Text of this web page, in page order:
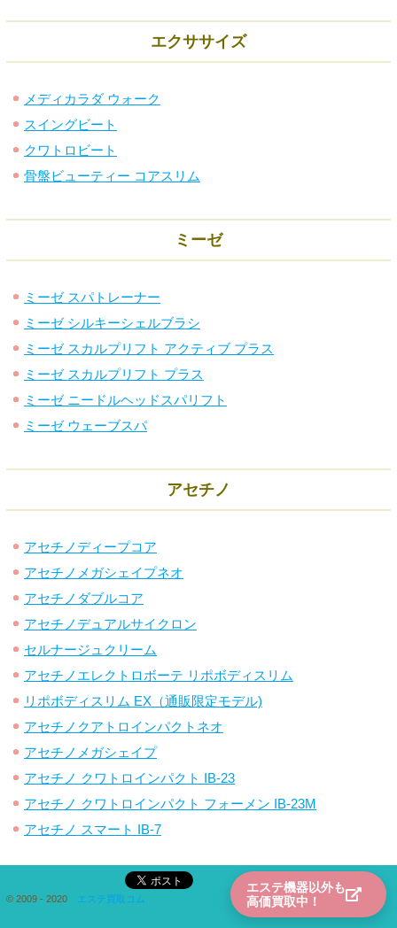
エクササイズ
メディカラダ ウォーク
スイングビート
クワトロビート
骨盤ビューティー コアスリム
ミーゼ
ミーゼ スパトレーナー
ミーゼ シルキーシェルブラシ
ミーゼ スカルプリフト アクティブ プラス
ミーゼ スカルプリフト プラス
ミーゼ ニードルヘッドスパリフト
ミーゼ ウェーブスパ
アセチノ
アセチノディープコア
アセチノメガシェイプネオ
アセチノダブルコア
アセチノデュアルサイクロン
セルナージュクリーム
アセチノエレクトロボーテ リポボディスリム
リポボディスリム EX（通販限定モデル)
アセチノクアトロインパクトネオ
アセチノメガシェイプ
アセチノ クワトロインパクト IB-23
アセチノ クワトロインパクト フォーメン IB-23M
アセチノ スマート IB-7
© 2009 - 2020 エステ買取コム
エステ機器以外も
高価買取中！